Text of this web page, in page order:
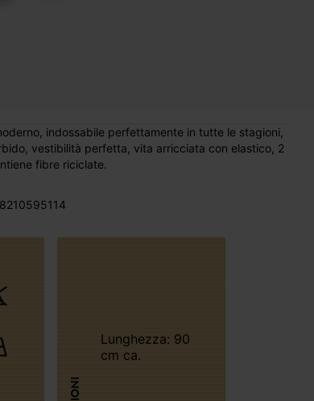
indossabile perfettamente in tutte le stagioni,
vestibilità perfetta, vita arricciata con elastico, 2
fibre riciclate.
Lunghezza: 90
cm ca.